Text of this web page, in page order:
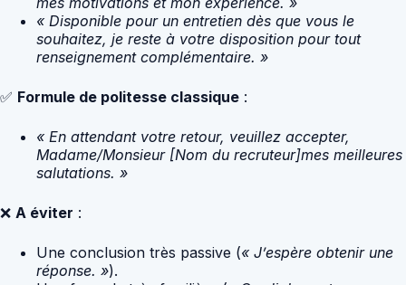
« Disponible pour un entretien dès que vous le
souhaitez, je reste à votre disposition pour tout
renseignement complémentaire. »
✅ Formule de politesse classique :
« En attendant votre retour, veuillez accepter,
Madame/Monsieur [Nom du recruteur]mes meilleures
salutations. »
❌ A éviter :
Une conclusion très passive (« J’espère obtenir une
réponse. »).